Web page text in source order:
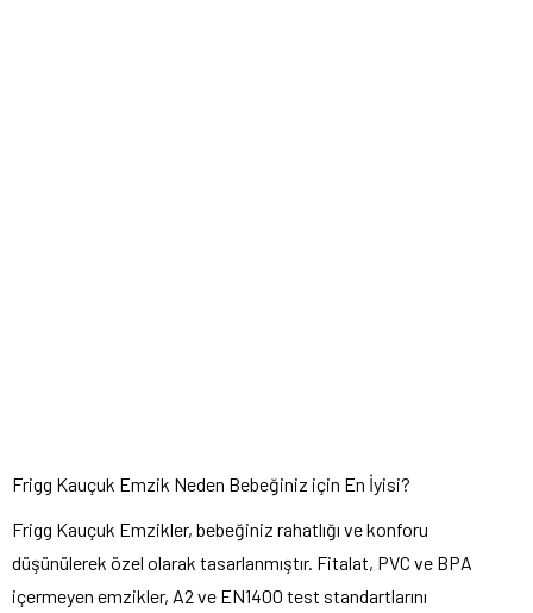
Frigg Kauçuk Emzik Neden Bebeğiniz için En İyisi?
Frigg Kauçuk Emzikler, bebeğiniz rahatlığı ve konforu
düşünülerek özel olarak tasarlanmıştır. Fitalat, PVC ve BPA
içermeyen emzikler, A2 ve EN1400 test standartlarını